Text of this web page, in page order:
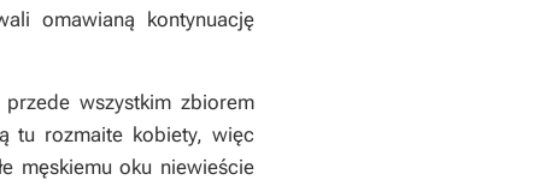
omawianą kontynuację
wszystkim zbiorem
tu rozmaite kobiety, więc
męskiemu oku niewieście